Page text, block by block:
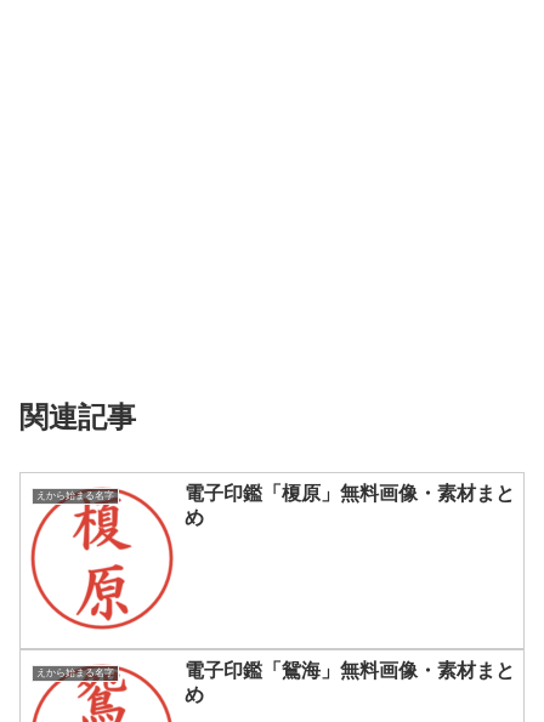
関連記事
えから始まる名字
電子印鑑「榎原」無料画像・素材まと
め
えから始まる名字
電子印鑑「鴛海」無料画像・素材まと
め